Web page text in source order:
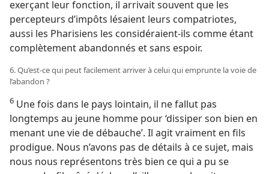
exerçant leur fonction, il arrivait souvent que les
percepteurs d’impôts lésaient leurs compatriotes,
aussi les Pharisiens les considéraient-​ils comme étant
complètement abandonnés et sans espoir.
6. Qu’est-​ce qui peut facilement arriver à celui qui emprunte la voie de
l’abandon ?
6 Une fois dans le pays lointain, il ne fallut pas
longtemps au jeune homme pour ‘dissiper son bien en
menant une vie de débauche’. Il agit vraiment en fils
prodigue. Nous n’avons pas de détails à ce sujet, mais
nous nous représentons très bien ce qui a pu se